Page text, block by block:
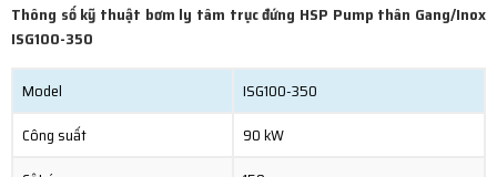
Thông số kỹ thuật bơm ly tâm trục đứng HSP Pump thân Gang/Inox
ISG100-350
Model
ISG100-350
Công suất
90 kW